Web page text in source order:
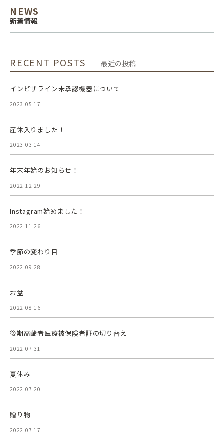
NEWS
新着情報
RECENT POSTS 最近の投稿
インビザライン未承認機器について
2023.05.17
産休入りました！
2023.03.14
年末年始のお知らせ！
2022.12.29
Instagram始めました！
2022.11.26
季節の変わり目
2022.09.28
お盆
2022.08.16
後期高齢者医療被保険者証の切り替え
2022.07.31
夏休み
2022.07.20
贈り物
2022.07.17